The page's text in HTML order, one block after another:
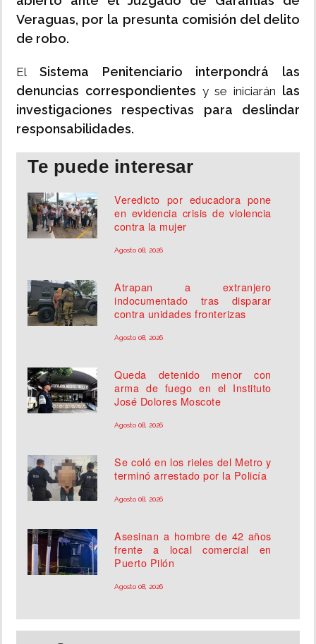
Veraguas, por la presunta comisión del delito
de robo.
El Sistema Penitenciario interpondrá las
denuncias correspondientes y se iniciarán las
investigaciones respectivas para deslindar
responsabilidades.
Te puede interesar
Veredicto por educadora pone
en evidencia crisis de violencia
contra la mujer
Agosto 08, 2026
Atrapan a extranjero
indocumentado tras disparar
contra unidades fronterizas
Agosto 08, 2026
Queda detenido menor con
arma de fuego en el Instituto
José Dolores Moscote
Agosto 08, 2026
Se coló en los rieles del Metro y
terminó arrestado por la Policía
Agosto 08, 2026
Asesinan a hombre de 42 años
frente a local comercial en
Puerto Pilón
Agosto 08, 2026